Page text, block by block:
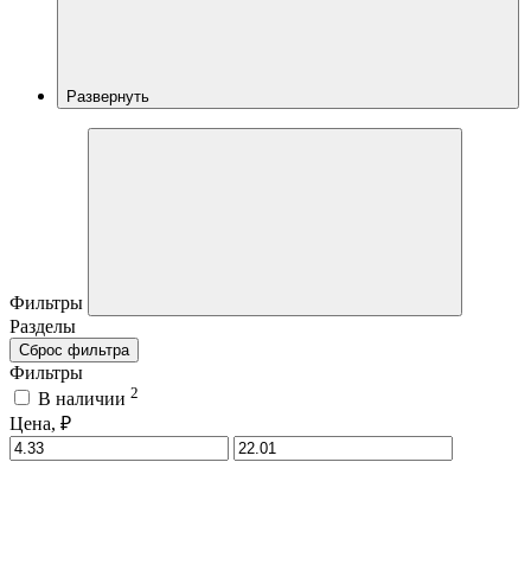
Развернуть
Фильтры
Разделы
Сброс фильтра
Фильтры
В наличии 2
Цена, ₽